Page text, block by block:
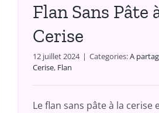
Flan Sans Pâte
Cerise
12 juillet 2024 | Categories:A
Cerise, Flan
Le flan sans pâte à la cerise